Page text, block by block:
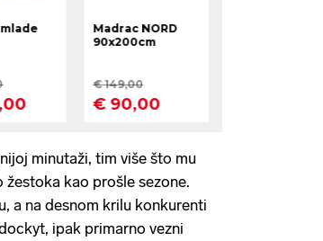
minutaži, tim više što mu
kao prošle sezone.
a na desnom krilu konkurenti
ipak primarno vezni